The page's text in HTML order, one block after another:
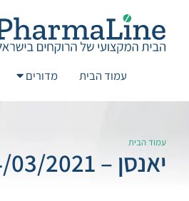
עמוד הבית מדורים
עמוד הבית
יאנסן – 04/03/2021 Zytiga